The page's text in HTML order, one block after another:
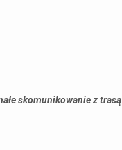
skomunikowanie z trasą